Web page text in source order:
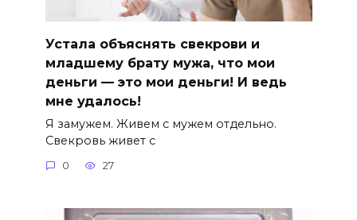
Устала объяснять свекрови и
младшему брату мужа, что мои
деньги — это мои деньги! И ведь
мне удалось!
Я замужем. Живем с мужем отдельно.
Свекровь живет с
0 27